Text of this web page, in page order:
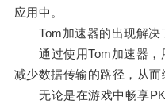
应用中。
Tom加速器的出现解决
通过使用Tom加速器，
减少数据传输的路径，从而
无论是在游戏中畅享PK